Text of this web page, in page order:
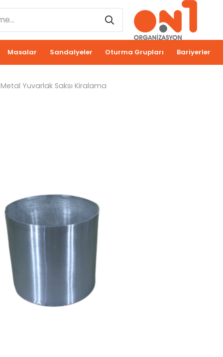
Masalar Sandalyeler Oturma Grupları Bariyerler
Metal Yuvarlak Saksı Kiralama